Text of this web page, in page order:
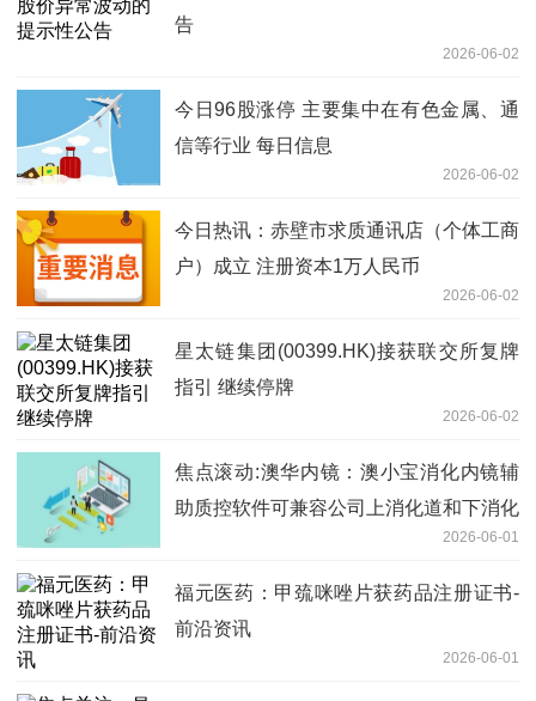
告
2026-06-02
今日96股涨停 主要集中在有色金属、通
信等行业 每日信息
2026-06-02
今日热讯：赤壁市求质通讯店（个体工商
户）成立 注册资本1万人民币
2026-06-02
星太链集团(00399.HK)接获联交所复牌
指引 继续停牌
2026-06-02
焦点滚动:澳华内镜：澳小宝消化内镜辅
助质控软件可兼容公司上消化道和下消化
2026-06-01
福元医药：甲巯咪唑片获药品注册证书-
前沿资讯
2026-06-01